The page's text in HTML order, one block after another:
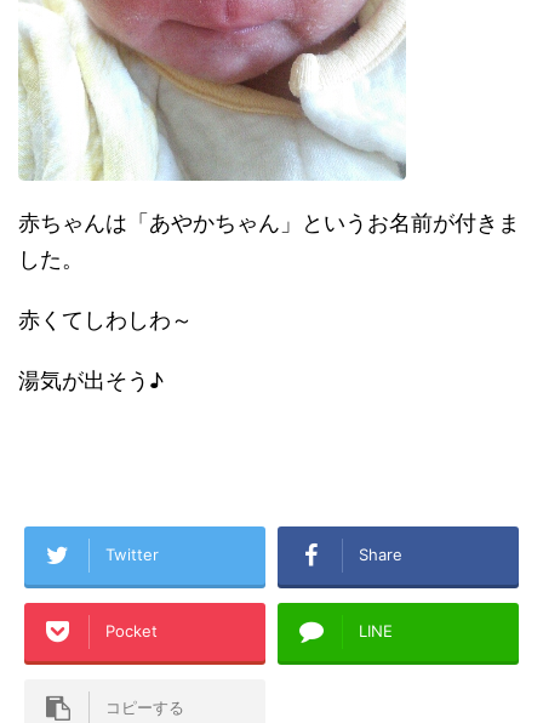
赤ちゃんは「あやかちゃん」というお名前が付きま
した。
赤くてしわしわ～
湯気が出そう♪
Twitter Share
Pocket LINE
コピーする